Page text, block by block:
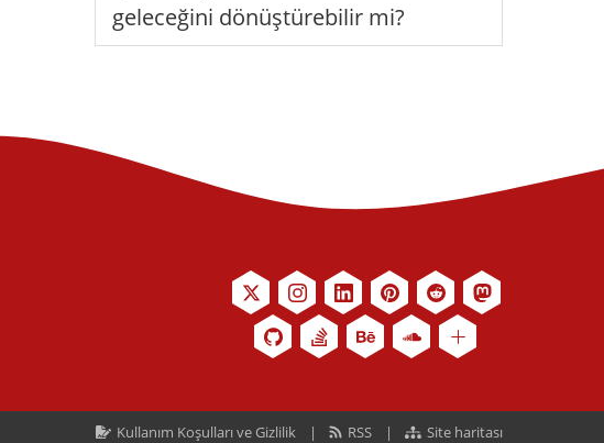
geleceğini dönüştürebilir mi?
Kullanım Koşulları ve Gizlilik RSS Site haritası